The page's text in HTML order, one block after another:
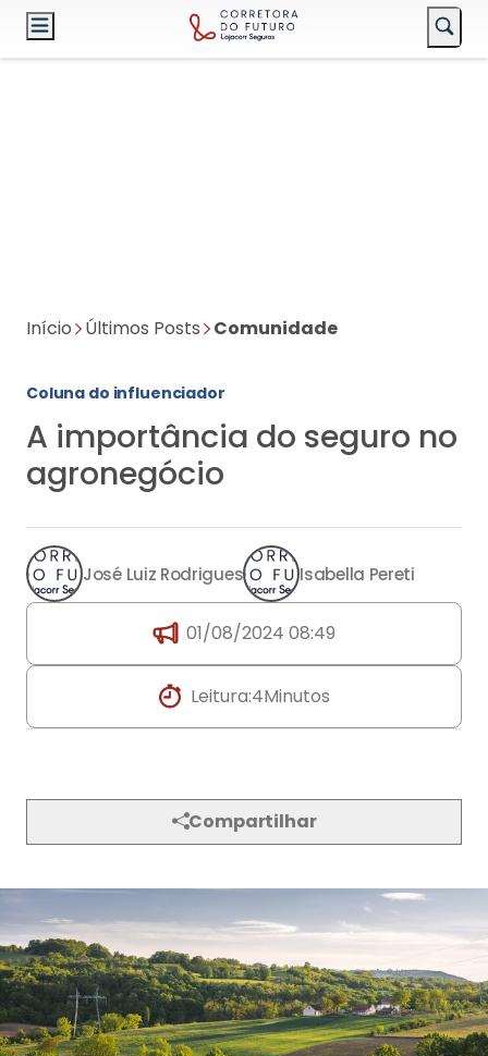
agronegócio
José Luiz Rodrigues
01/08/2024 08:49
4Minutos
Compartilhar